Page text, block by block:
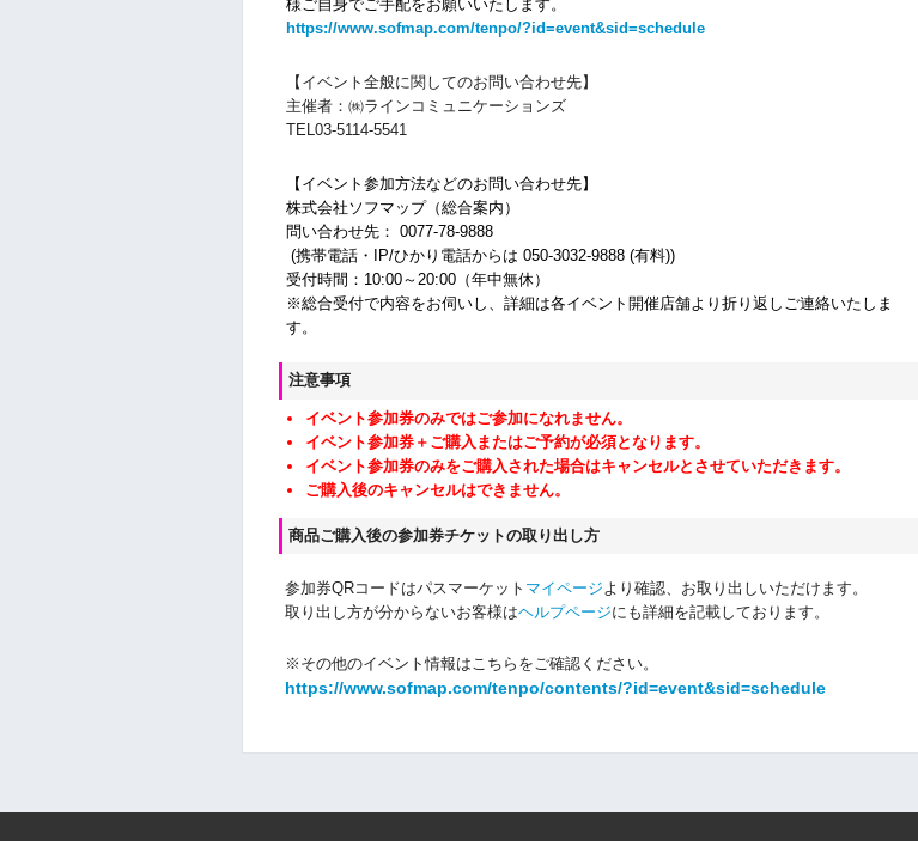
様ご自身でご手配をお願いいたします。
https://www.sofmap.com/tenpo/?id=event&sid=schedule
【イベント全般に関してのお問い合わせ先】
主催者：㈱ラインコミュニケーションズ
TEL03-5114-5541
【イベント参加方法などのお問い合わせ先】
株式会社ソフマップ（総合案内）
問い合わせ先： 0077-78-9888
(携帯電話・IP/ひかり電話からは 050-3032-9888 (有料))
受付時間：10:00～20:00（年中無休）
※総合受付で内容をお伺いし、詳細は各イベント開催店舗より折り返しご連絡いたしま
す。
注意事項
イベント参加券のみではご参加になれません。
イベント参加券＋ご購入またはご予約が必須となります。
イベント参加券のみをご購入された場合はキャンセルとさせていただきます。
ご購入後のキャンセルはできません。
商品ご購入後の参加券チケットの取り出し方
参加券QRコードはパスマーケット マイページ より確認、お取り出しいただけます。
取り出し方が分からないお客様はヘルプページにも詳細を記載しております。
※その他のイベント情報はこちらをご確認ください。
https://www.sofmap.com/tenpo/contents/?id=event&sid=schedule